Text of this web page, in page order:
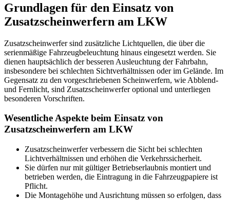
Grundlagen für den Einsatz von
Zusatzscheinwerfern am LKW
Zusatzscheinwerfer sind zusätzliche Lichtquellen, die über die
serienmäßige Fahrzeugbeleuchtung hinaus eingesetzt werden. Sie
dienen hauptsächlich der besseren Ausleuchtung der Fahrbahn,
insbesondere bei schlechten Sichtverhältnissen oder im Gelände. Im
Gegensatz zu den vorgeschriebenen Scheinwerfern, wie Abblend-
und Fernlicht, sind Zusatzscheinwerfer optional und unterliegen
besonderen Vorschriften.
Wesentliche Aspekte beim Einsatz von
Zusatzscheinwerfern am LKW
Zusatzscheinwerfer verbessern die Sicht bei schlechten
Lichtverhältnissen und erhöhen die Verkehrssicherheit.
Sie dürfen nur mit gültiger Betriebserlaubnis montiert und
betrieben werden, die Eintragung in die Fahrzeugpapiere ist
Pflicht.
Die Montagehöhe und Ausrichtung müssen so erfolgen, dass